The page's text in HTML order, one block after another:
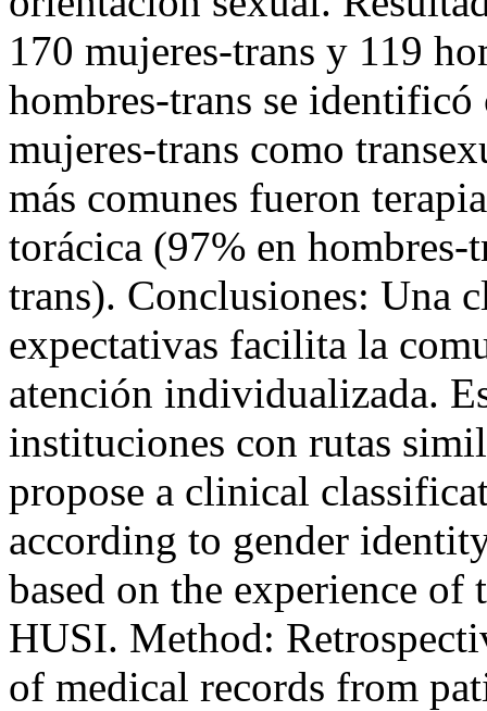
170 mujeres-trans y 119
hombres-trans se
mujeres-trans como
más comunes fueron
torácica (97% en
trans). Conclusiones: Una
expectativas facilita la
atención individualizada.
instituciones con rutas
propose a clinical
according to gender
based on the experience
HUSI. Method:
of medical records from